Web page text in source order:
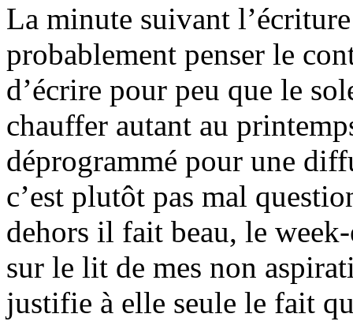
La minute suivant
probablement penser le
d’écrire pour peu que le
chauffer autant au
déprogrammé pour une
c’est plutôt pas mal
dehors il fait beau, le
sur le lit de mes non
justifie à elle seule le fait